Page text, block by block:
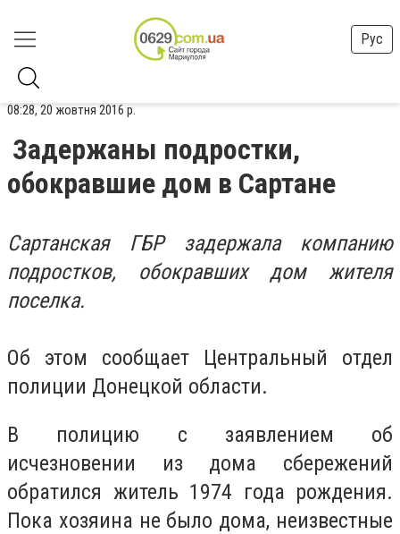
Рус
08:28, 20 жовтня 2016 р.
Задержаны подростки,
обокравшие дом в Сартане
Сартанская ГБР задержала компанию
подростков, обокравших дом жителя
поселка.
Об этом сообщает Центральный отдел
полиции Донецкой области.
В полицию с заявлением об
исчезновении из дома сбережений
обратился житель 1974 года рождения.
Пока хозяина не было дома, неизвестные